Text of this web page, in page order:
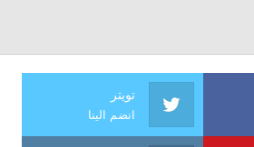
تويتر
انضم الينا